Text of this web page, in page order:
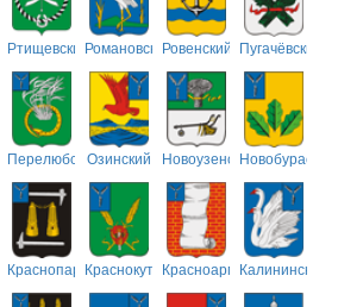
РтищевскийРомановскийРовенский Пугачёвский
ПерелюбскийОзинский НовоузенскийНовобурасский
Краснопартизанский
КраснокутскийКрасноармейский
Калининский